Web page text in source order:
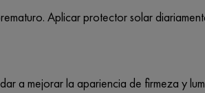
Aplicar protector solar
a mejorar la apariencia de firmeza y